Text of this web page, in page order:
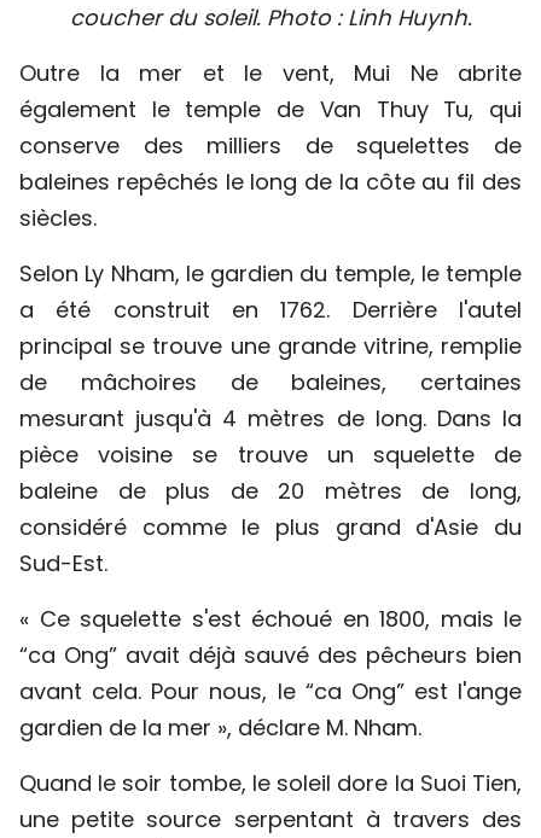
coucher du soleil. Photo : Linh Huynh.
Outre la mer et le vent, Mui Ne abrite
également le temple de Van Thuy Tu, qui
conserve des milliers de squelettes de
baleines repêchés le long de la côte au fil des
siècles.
Selon Ly Nham, le gardien du temple, le temple
a été construit en 1762. Derrière l'autel
principal se trouve une grande vitrine, remplie
de mâchoires de baleines, certaines
mesurant jusqu'à 4 mètres de long. Dans la
pièce voisine se trouve un squelette de
baleine de plus de 20 mètres de long,
considéré comme le plus grand d'Asie du
Sud-Est.
« Ce squelette s'est échoué en 1800, mais le
“ca Ong” avait déjà sauvé des pêcheurs bien
avant cela. Pour nous, le “ca Ong” est l'ange
gardien de la mer », déclare M. Nham.
Quand le soir tombe, le soleil dore la Suoi Tien,
une petite source serpentant à travers des